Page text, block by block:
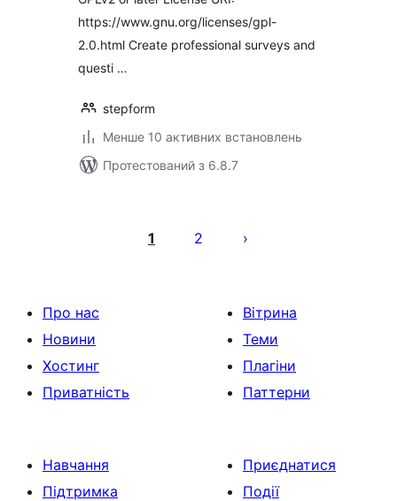
Research
https://www.gnu.org/licenses/gpl-
2.0.html Create professional surveys and
questi …
stepform
Менше 10 активних встановлень
Протестований з 6.8.7
записів
1 2
Про нас
Новини
Хостинг
Приватність
Вітрина
Теми
Плагіни
Паттерни
Навчання
Підтримка
Приєднатися
Події